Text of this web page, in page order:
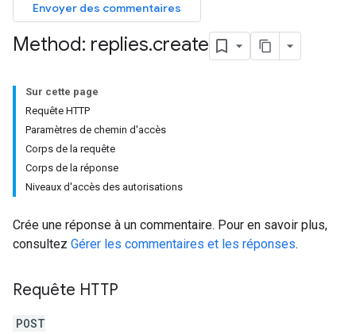
Envoyer des commentaires
Method: replies.create
Sur cette page
Requête HTTP
Paramètres de chemin d'accès
Corps de la requête
Corps de la réponse
Niveaux d'accès des autorisations
Crée une réponse à un commentaire. Pour en savoir plus,
consultez Gérer les commentaires et les réponses.
Requête HTTP
POST